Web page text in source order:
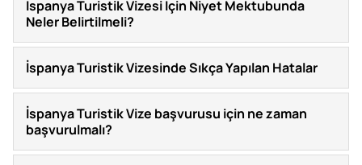
İspanya Turistik Vizesi İçin Niyet Mektubunda
Neler Belirtilmeli?
İspanya Turistik Vizesinde Sıkça Yapılan Hatalar
İspanya Turistik Vize başvurusu için ne zaman
başvurulmalı?